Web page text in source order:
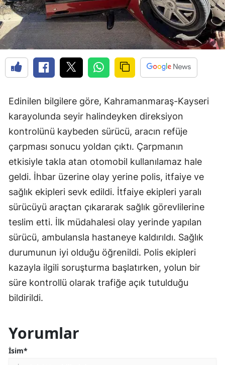
Edinilen bilgilere göre, Kahramanmaraş-Kayseri
karayolunda seyir halindeyken direksiyon
kontrolünü kaybeden sürücü, aracın refüje
çarpması sonucu yoldan çıktı. Çarpmanın
etkisiyle takla atan otomobil kullanılamaz hale
geldi. İhbar üzerine olay yerine polis, itfaiye ve
sağlık ekipleri sevk edildi. İtfaiye ekipleri yaralı
sürücüyü araçtan çıkararak sağlık görevlilerine
teslim etti. İlk müdahalesi olay yerinde yapılan
sürücü, ambulansla hastaneye kaldırıldı. Sağlık
durumunun iyi olduğu öğrenildi. Polis ekipleri
kazayla ilgili soruşturma başlatırken, yolun bir
süre kontrollü olarak trafiğe açık tutulduğu
bildirildi.
Yorumlar
İsim*